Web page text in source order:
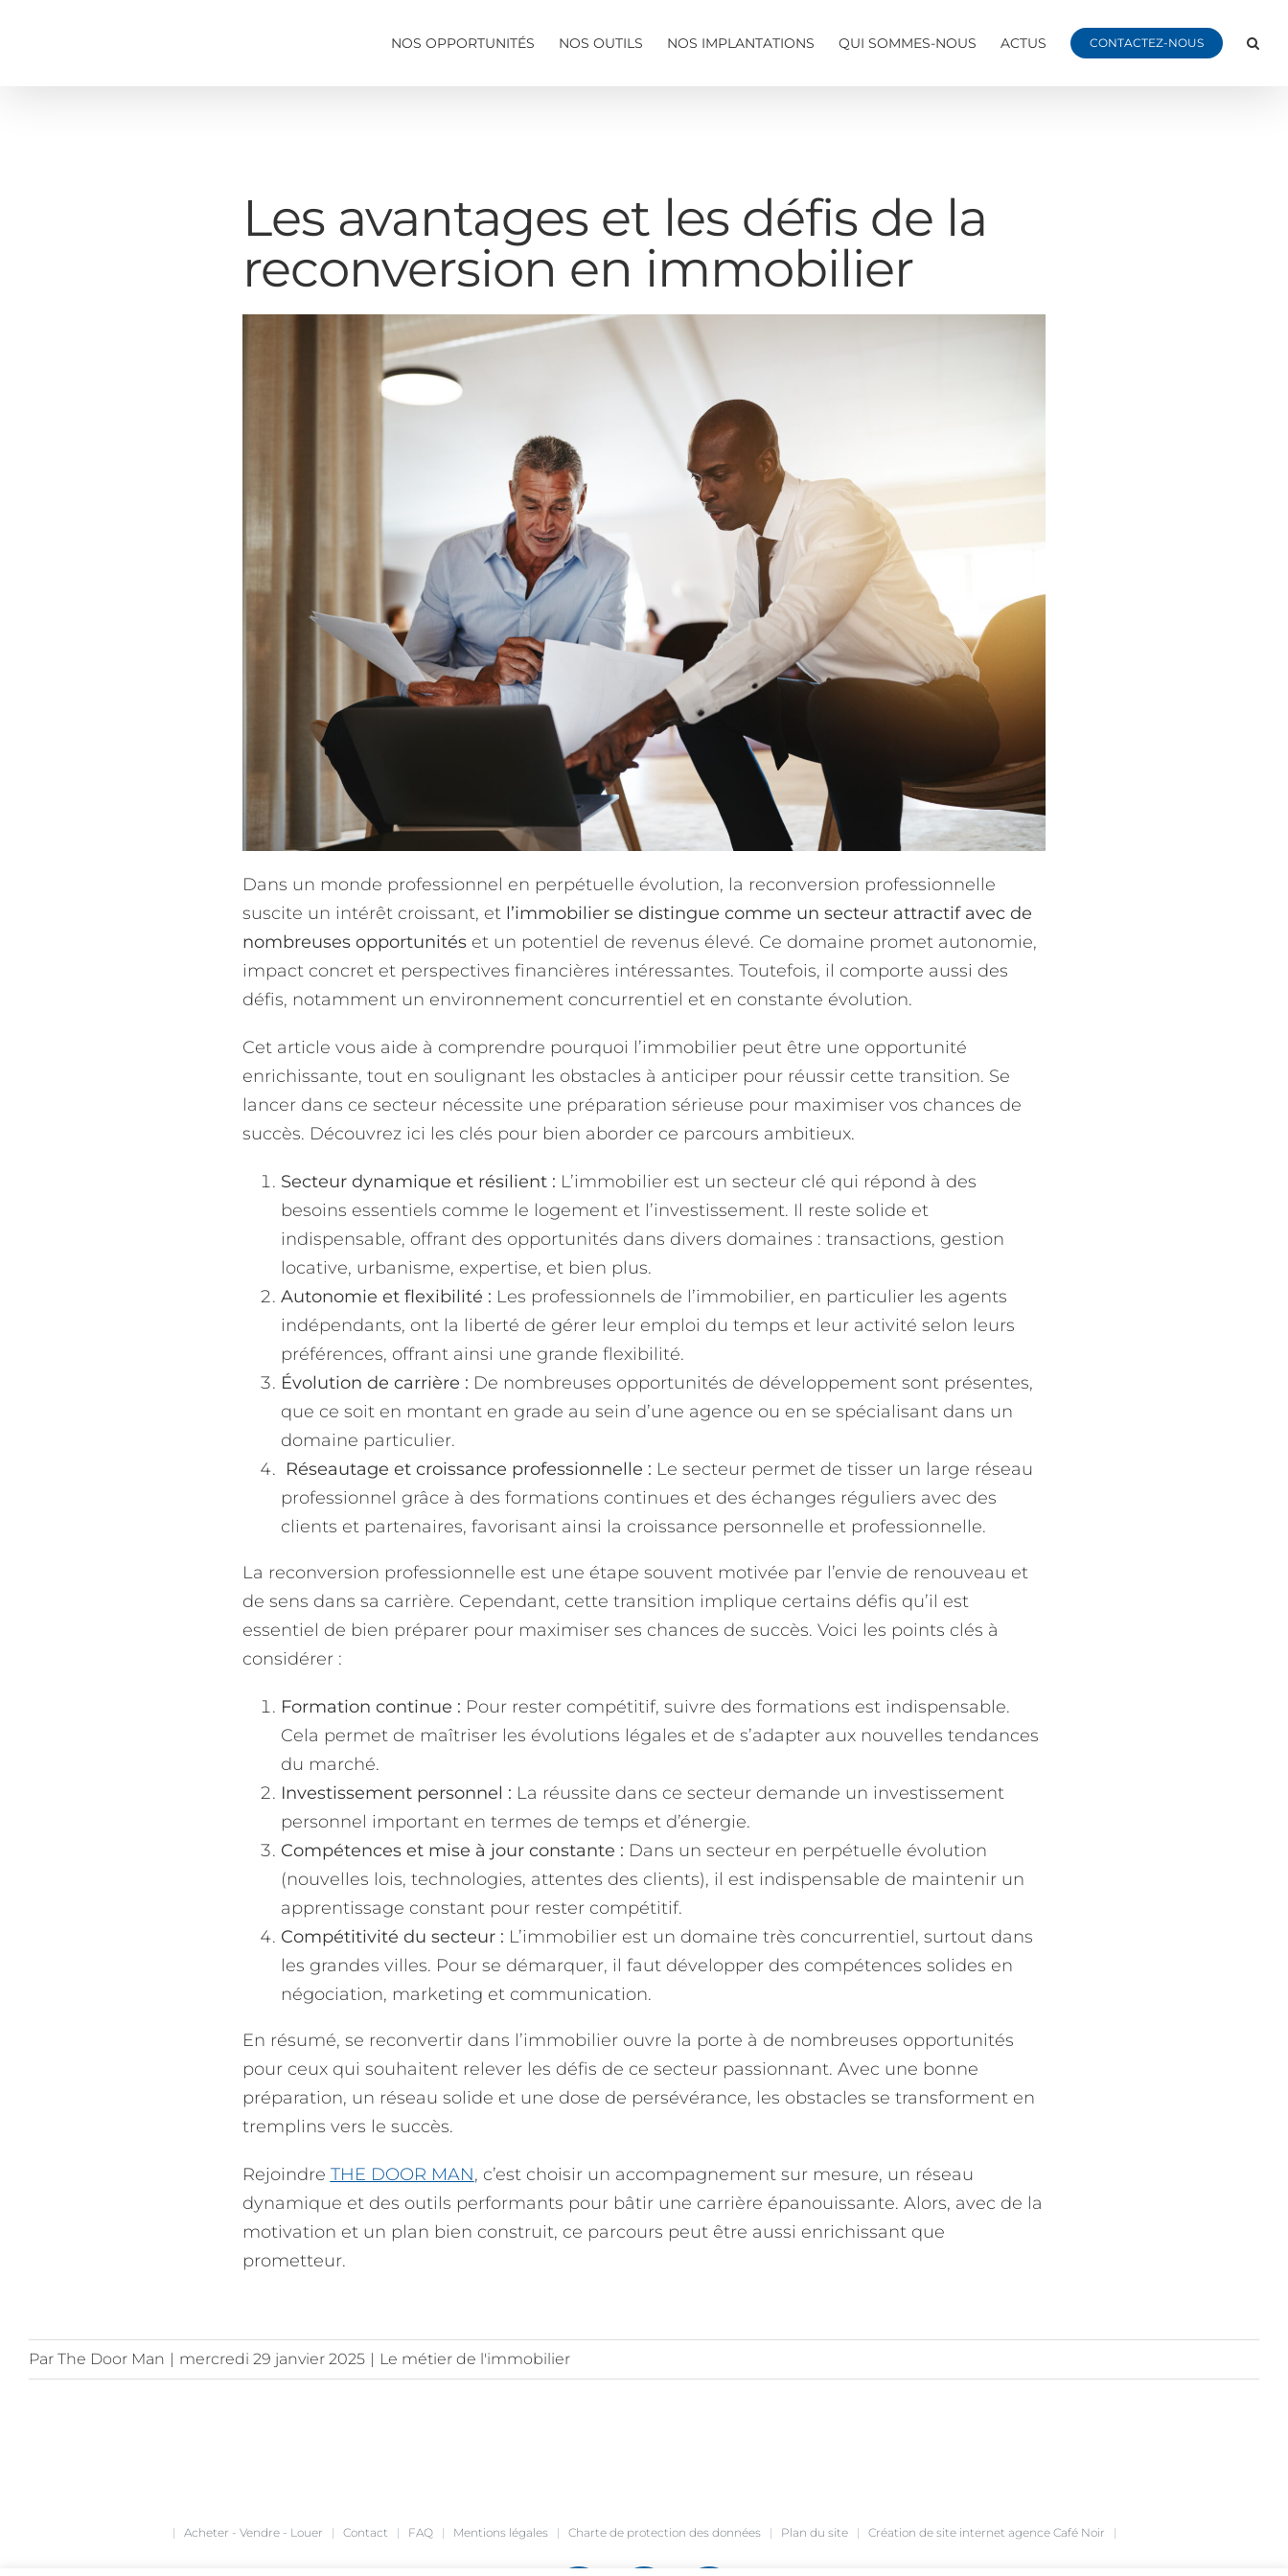
NOS OPPORTUNITÉS NOS OUTILS NOS IMPLANTATIONS QUI SOMMES-NOUS ACTUS CONTACTEZ-NOUS
Les avantages et les défis de la
reconversion en immobilier
Dans un monde professionnel en perpétuelle évolution, la reconversion professionnelle
suscite un intérêt croissant, et l’immobilier se distingue comme un secteur attractif avec de
nombreuses opportunitéset un potentiel de revenus élevé. Ce domaine promet autonomie,
impact concret et perspectives financières intéressantes. Toutefois, il comporte aussi des
défis, notamment un environnement concurrentiel et en constante évolution.
Cet article vous aide à comprendre pourquoi l’immobilier peut être une opportunité
enrichissante, tout en soulignant les obstacles à anticiper pour réussir cette transition. Se
lancer dans ce secteur nécessite une préparation sérieuse pour maximiser vos chances de
succès. Découvrez ici les clés pour bien aborder ce parcours ambitieux.
Secteur dynamique et résilient : L’immobilier est un secteur clé qui répond à des
besoins essentiels comme le logement et l’investissement. Il reste solide et
indispensable, offrant des opportunités dans divers domaines : transactions, gestion
locative, urbanisme, expertise, et bien plus.
Autonomie et flexibilité : Les professionnels de l’immobilier, en particulier les agents
indépendants, ont la liberté de gérer leur emploi du temps et leur activité selon leurs
préférences, offrant ainsi une grande flexibilité.
Évolution de carrière : De nombreuses opportunités de développement sont présentes,
que ce soit en montant en grade au sein d’une agence ou en se spécialisant dans un
domaine particulier.
Réseautage et croissance professionnelle : Le secteur permet de tisser un large réseau
professionnel grâce à des formations continues et des échanges réguliers avec des
clients et partenaires, favorisant ainsi la croissance personnelle et professionnelle.
La reconversion professionnelle est une étape souvent motivée par l’envie de renouveau et
de sens dans sa carrière. Cependant, cette transition implique certains défis qu’il est
essentiel de bien préparer pour maximiser ses chances de succès. Voici les points clés à
considérer :
Formation continue : Pour rester compétitif, suivre des formations est indispensable.
Cela permet de maîtriser les évolutions légales et de s’adapter aux nouvelles tendances
du marché.
Investissement personnel : La réussite dans ce secteur demande un investissement
personnel important en termes de temps et d’énergie.
Compétences et mise à jour constante : Dans un secteur en perpétuelle évolution
(nouvelles lois, technologies, attentes des clients), il est indispensable de maintenir un
apprentissage constant pour rester compétitif.
Compétitivité du secteur : L’immobilier est un domaine très concurrentiel, surtout dans
les grandes villes. Pour se démarquer, il faut développer des compétences solides en
négociation, marketing et communication.
En résumé, se reconvertir dans l’immobilier ouvre la porte à de nombreuses opportunités
pour ceux qui souhaitent relever les défis de ce secteur passionnant. Avec une bonne
préparation, un réseau solide et une dose de persévérance, les obstacles se transforment en
tremplins vers le succès.
Rejoindre THE DOOR MAN, c’est choisir un accompagnement sur mesure, un réseau
dynamique et des outils performants pour bâtir une carrière épanouissante. Alors, avec de la
motivation et un plan bien construit, ce parcours peut être aussi enrichissant que
prometteur.
Par The Door Man | mercredi 29 janvier 2025 | Le métier de l'immobilier
| Acheter - Vendre - Louer | Contact | FAQ| Mentions légales| Charte de protection des données| Plan du site| Création de site internet agence Café Noir |